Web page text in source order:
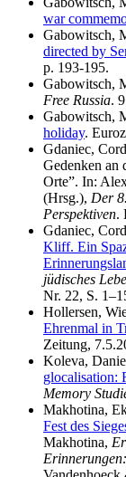
war
Gabowitsch,
directed by
p. 193-195.
Gabowitsch,
Free Russia.
Gabowitsch,
holiday.
Gdaniec,
Gedenken an
Orte”. In:
(Hrsg.), Der
Perspektiven.
Gdaniec,
Kliff. Ein
jüdisches
Nr. 22, S.
Hollersen,
Ehrenmal in
Zeitung,
Koleva,
glocalisation:
Memory
Makhotina,
Fest des
Makhotina,